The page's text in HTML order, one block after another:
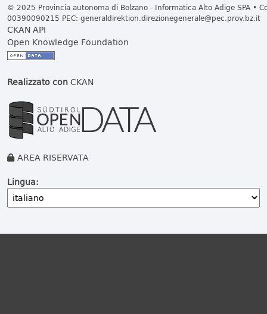
© 2025 Provincia autonoma di Bolzano - Informatica Alto Adige SPA •
00390090215 PEC: generaldirektion.direzionegenerale@pec.prov.bz.it
CKAN API
Open Knowledge Foundation
Realizzato conCKAN
AREA RISERVATA
Lingua